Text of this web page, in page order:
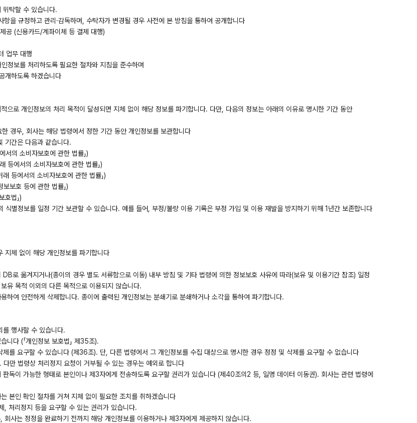
위탁할 수 있습니다.
항을 규정하고 관리·감독하며, 수탁자가 변경될 경우 사전에 본 방침을 통하여 공개합니다
공 (신용카드/계좌이체 등 결제 대행)
업무 대행
정보를 처리하도록 필요한 절차와 지침을 준수하며
개하도록 하겠습니다
으로 개인정보의 처리 목적이 달성되면 지체 없이 해당 정보를 파기합니다. 다만, 다음의 정보는 아래의 이유로 명시한 기간 동안
경우, 회사는 해당 법령에서 정한 기간 동안 개인정보를 보관합니다
기간은 다음과 같습니다.
의 소비자보호에 관한 법률」)
등에서의 소비자보호에 관한 법률」)
등에서의 소비자보호에 관한 법률」)
보호 등에 관한 법률」)
법」)
별정보를 일정 기간 보관할 수 있습니다. 예를 들어, 부정/불량 이용 기록은 부정 가입 및 이용 재발을 방지하기 위해 1년간 보존합니다
지체 없이 해당 개인정보를 파기합니다
로 옮겨지거나(종이의 경우 별도 서류함으로 이동) 내부 방침 및 기타 법령에 의한 정보보호 사유에 따라(보유 및 이용기간 참조) 일정
유 목적 이외의 다른 목적으로 이용되지 않습니다.
여 안전하게 삭제합니다. 종이에 출력된 개인정보는 분쇄기로 분쇄하거나 소각을 통하여 파기합니다.
를 행사할 수 있습니다.
다 (「개인정보 보호법」 제35조).
를 요구할 수 있습니다 (제36조). 단, 다른 법령에서 그 개인정보를 수집 대상으로 명시한 경우 정정 및 삭제를 요구할 수 없습니다
만 법령상 처리정지 요청이 거부될 수 있는 경우는 예외로 합니다
독이 가능한 형태로 본인이나 제3자에게 전송하도록 요구할 권리가 있습니다 (제40조의2 등, 일명 데이터 이동권). 회사는 관련 법령에
본인 확인 절차를 거쳐 지체 없이 필요한 조치를 취하겠습니다
, 처리정지 등을 요구할 수 있는 권리가 있습니다.
사는 정정을 완료하기 전까지 해당 개인정보를 이용하거나 제3자에게 제공하지 않습니다.